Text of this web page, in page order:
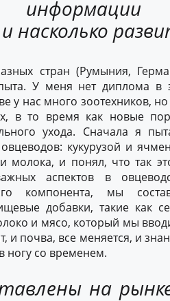
насколько
стран (Румыния,
У меня нет диплома в
у нас много зоотехников,
в то время как новые
ухода. Сначала я
кукурузой и
молока, и понял, что так
аспектов в
компонента, мы
добавки, такие как
и мясо, который мы
и почва, все меняется, и
ногу со временем.
на